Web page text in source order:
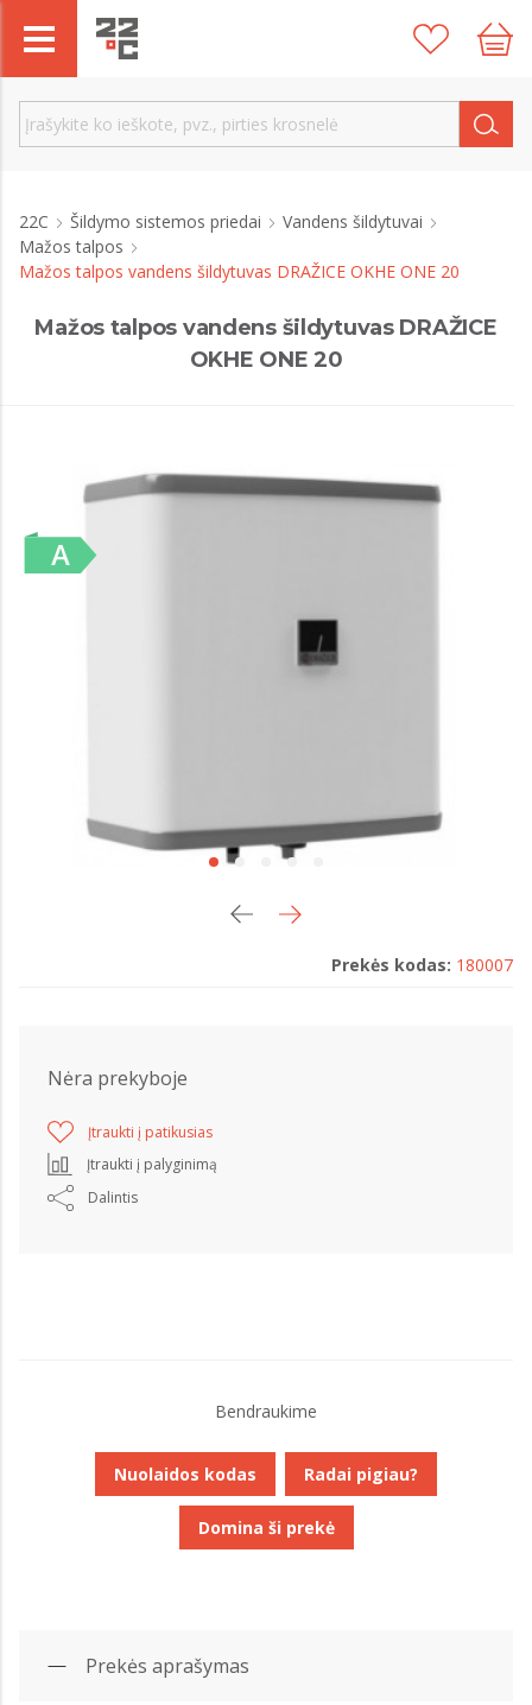
22C Šildymo sistemos priedai
Vandens šildytuvai
Mažos talpos
Mažos talpos vandens šildytuvas DRAŽICE OKHE ONE 20
Mažos talpos vandens šildytuvas DRAŽICE
OKHE ONE 20
Prekės kodas: 180007
Nėra prekyboje
Įtraukti į patikusias
Įtraukti į palyginimą
Dalintis
Bendraukime
Nuolaidos kodas Radai pigiau?
Domina ši prekė
Prekės aprašymas